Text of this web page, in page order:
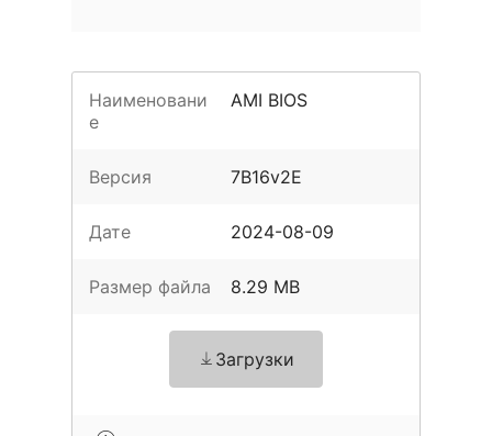
Наименовани
е
AMI BIOS
Версия 7B16v2E
Дате 2024-08-09
Размер файла 8.29 MB
Загрузки